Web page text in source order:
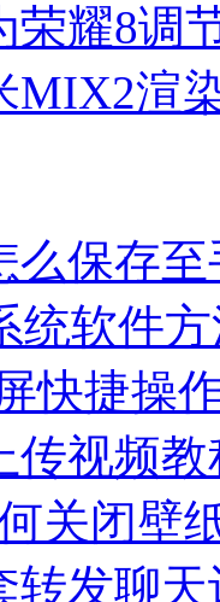
荣耀8调
MIX2渲
么保存至
统软件
快捷操
传视频教
关闭壁
转发聊天